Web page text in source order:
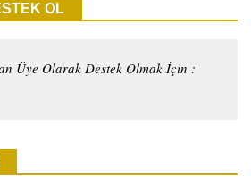
OL
Üye Olarak Destek Olmak İçin :